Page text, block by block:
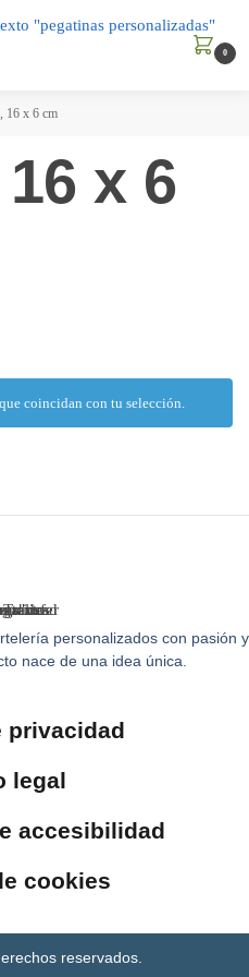
0
16 x 6 cm
x 6
coincidan con tu selección.
personalizados con pasión y
nace de una idea única.
privacidad
legal
accesibilidad
cookies
reservados.